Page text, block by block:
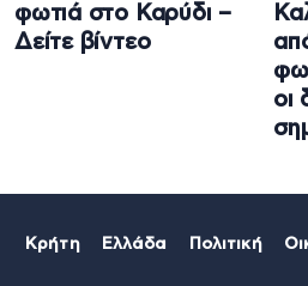
φωτιά στο Καρύδι –
Δείτε βίντεο
οι
Κρήτη Ελλάδα Πολιτική